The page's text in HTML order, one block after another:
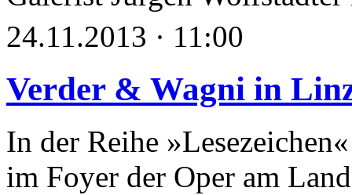
24.11.2013 · 11:00
Verder & Wagni in
In der Reihe »Lesezeichen«
im Foyer der Oper am